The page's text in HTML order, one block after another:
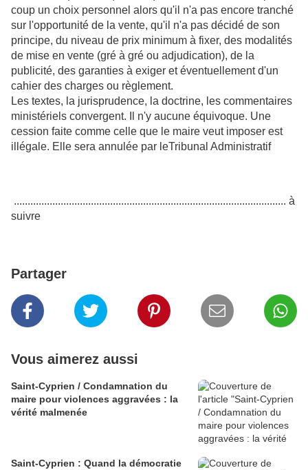
coup un choix personnel alors qu'il n'a pas encore tranché
sur l'opportunité de la vente, qu'il n'a pas décidé de son
principe, du niveau de prix minimum à fixer, des modalités
de mise en vente (gré à gré ou adjudication), de la
publicité, des garanties à exiger et éventuellement d'un
cahier des charges ou règlement.
Les textes, la jurisprudence, la doctrine, les commentaires
ministériels convergent. Il n'y aucune équivoque. Une
cession faite comme celle que le maire veut imposer est
illégale. Elle sera annulée par leTribunal Administratif
................................................................................................... à
suivre
Partager
Vous aimerez aussi
Saint-Cyprien / Condamnation du
maire pour violences aggravées : la
vérité malmenée
Saint-Cyprien : Quand la démocratie